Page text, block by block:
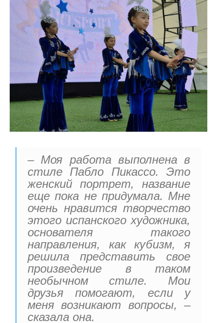
– Моя работа выполнена в
стиле Пабло Пикассо. Это
женский портрет, название
еще пока не придумала. Мне
очень нравится творчество
этого испанского художника,
основателя такого
направления, как кубизм, я
решила представить свое
произведение в таком
необычном стиле. Мои
друзья помогают, если у
меня возникают вопросы, –
сказала она.